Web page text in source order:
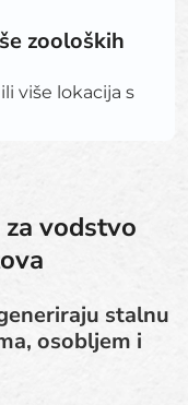
zooloških
više lokacija s
vodstvo
stalnu
osobljem i